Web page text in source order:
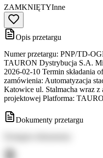
ZAMKNIĘTYInne
Opis przetargu
Numer przetargu: PNP/TD-
TAURON Dystrybucja S.A.
2026-02-10 Termin składania
zamówienia: Automatyzacja
Katowice ul. Stalmacha wraz z
projektowej Platforma:
Dokumenty przetargu